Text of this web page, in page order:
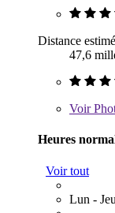
Distance
47,6
Voir
Heures
Voir tout
Lun -